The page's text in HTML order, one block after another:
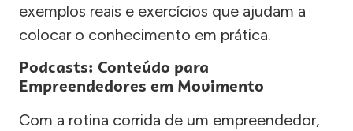
exemplos reais e exercícios que ajudam a
colocar o conhecimento em prática.
Podcasts: Conteúdo para
Empreendedores em Movimento
Com a rotina corrida de um empreendedor,